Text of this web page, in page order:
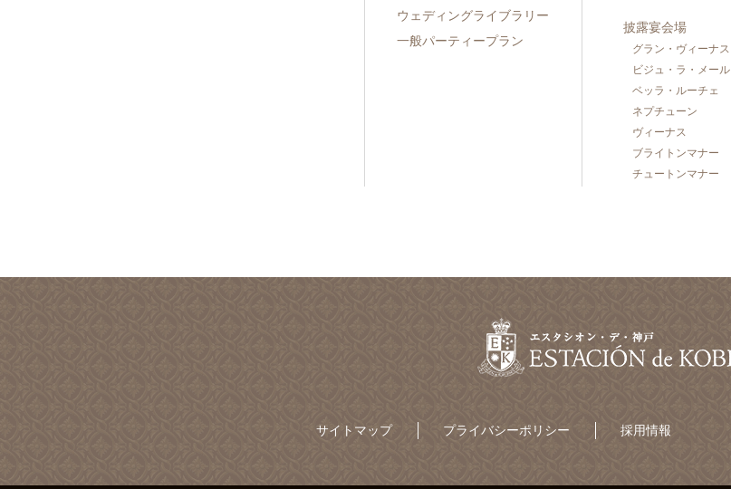
ウェディングライブラリー
一般パーティープラン
披露宴会場
グラン・ヴィーナス
ビジュ・ラ・メール
ベッラ・ルーチェ
ネプチューン
ヴィーナス
ブライトンマナー
チュートンマナー
サイトマップ プライバシーポリシー 採用情報